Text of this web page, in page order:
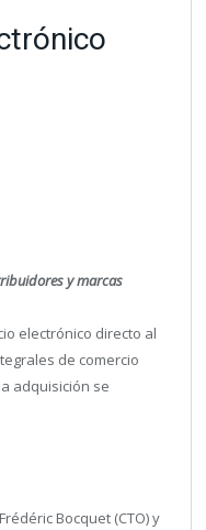
y marcas
electrónico directo al
de comercio
adquisición se
Bocquet (CTO) y